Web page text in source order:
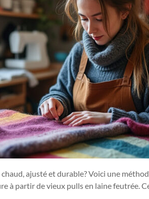
ajusté et durable? Voici une
à partir de vieux pulls en laine feutrée.